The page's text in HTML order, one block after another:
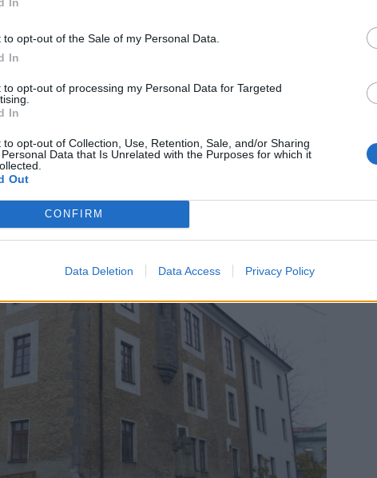
to opt-out of the Sale of my Personal Data.
In
to opt-out of processing my Personal Data for Targeted
In
to opt-out of Collection, Use, Retention, Sale, and/or Sharing
Data that Is Unrelated with the Purposes for which it
Out
CONFIRM
Data Deletion Data Access Privacy Policy
realitou
dobu, kdy
jezdil Arnošt
interiér Ernestina,
arkýře.
výsledek
k návštěvě Jan Freiberg.